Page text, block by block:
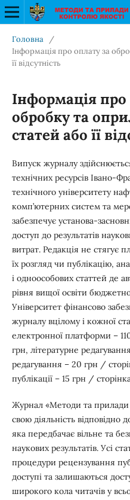
Головна
/
Інформація про оплату за
її відсутність
Інформація про
обробку та
статей або її
Випуск журналу
технічних ресурсів Івано-
технічного університету
комп’ютерних систем та
забезпечує установа-
доступ до результатів
витрат. Редакція не стягує
їх розгляд чи публікацію,
і одноособових статтей де
рівня вищої освіти
Університет фінансово
журналу вцілому і кожної
електронної платформи –
грн, літературне
редагування – 20 грн /
публікації – 15 грн /
Журнал «Методи та прилади
свою діяльність відповідно
яка передбачає вільне та
наукових результатів. Усі
процедури рецензування
доступі та залишаються
широкого кола читачів у